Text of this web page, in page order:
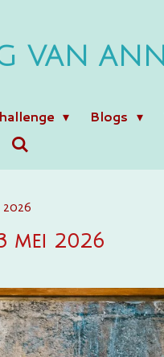
VAN ANN
Blogs
2026
mei 2026